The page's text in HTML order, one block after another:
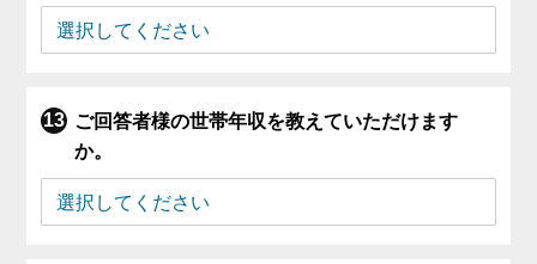
ご回答者様の世帯年収を教えていただけます
か。